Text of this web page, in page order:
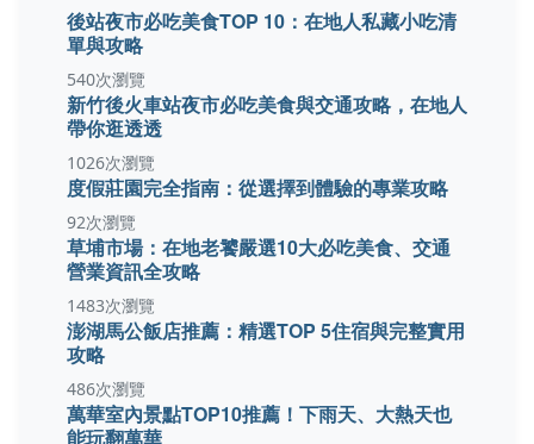
後站夜市必吃美食TOP 10：在地人私藏小吃清
單與攻略
540次瀏覽
新竹後火車站夜市必吃美食與交通攻略，在地人
帶你逛透透
1026次瀏覽
度假莊園完全指南：從選擇到體驗的專業攻略
92次瀏覽
草埔市場：在地老饕嚴選10大必吃美食、交通
營業資訊全攻略
1483次瀏覽
澎湖馬公飯店推薦：精選TOP 5住宿與完整實用
攻略
486次瀏覽
萬華室內景點TOP10推薦！下雨天、大熱天也
能玩翻萬華